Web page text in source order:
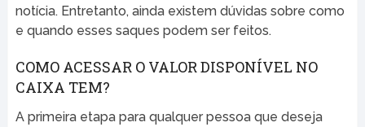
notícia. Entretanto, ainda existem dúvidas sobre como
e quando esses saques podem ser feitos.
COMO ACESSAR O VALOR DISPONÍVEL NO
CAIXA TEM?
A primeira etapa para qualquer pessoa que deseja